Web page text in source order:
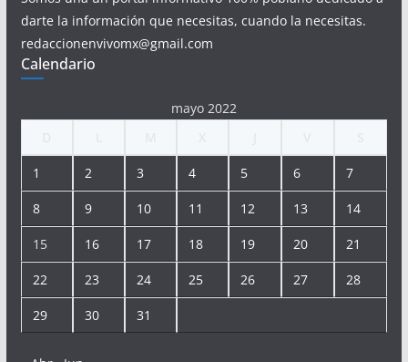
darte la información que necesitas, cuando la necesitas.
redaccionenvivomx@gmail.com
Calendario
mayo 2022
1 2 3 4 5 6 7
8 9 10 11 12 13 14
15 16 17 18 19 20 21
22 23 24 25 26 27 28
29 30 31